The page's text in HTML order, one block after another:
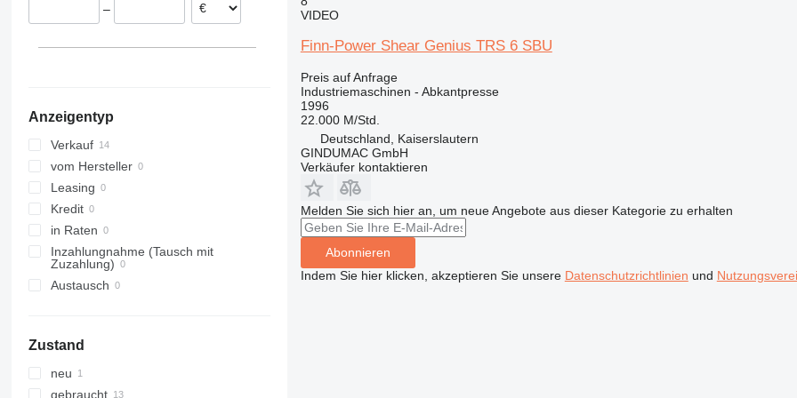
Portugal
–
Anzeigentyp
Verkauf
vom Hersteller
Leasing
Kredit
in Raten
Inzahlungnahme (Tausch mit
Zuzahlung)
Austausch
Zustand
neu
gebraucht
VIDEO
Finn-Power Shear Genius TRS 6 SBU
Preis auf Anfrage
Industriemaschinen - Abkantpresse
1996
22.000 M/Std.
Deutschland, Kaiserslautern
GINDUMAC GmbH
Verkäufer kontaktieren
Melden Sie sich hier an, um neue Angebote aus dieser Kategorie zu erhalten
Abonnieren
Indem Sie hier klicken, akzeptieren Sie unsere Datenschutzrichtlinien und